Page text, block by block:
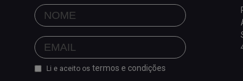
Li e aceito os termos e condições